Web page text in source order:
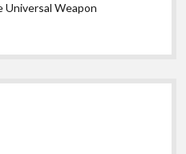
Universal Weapon